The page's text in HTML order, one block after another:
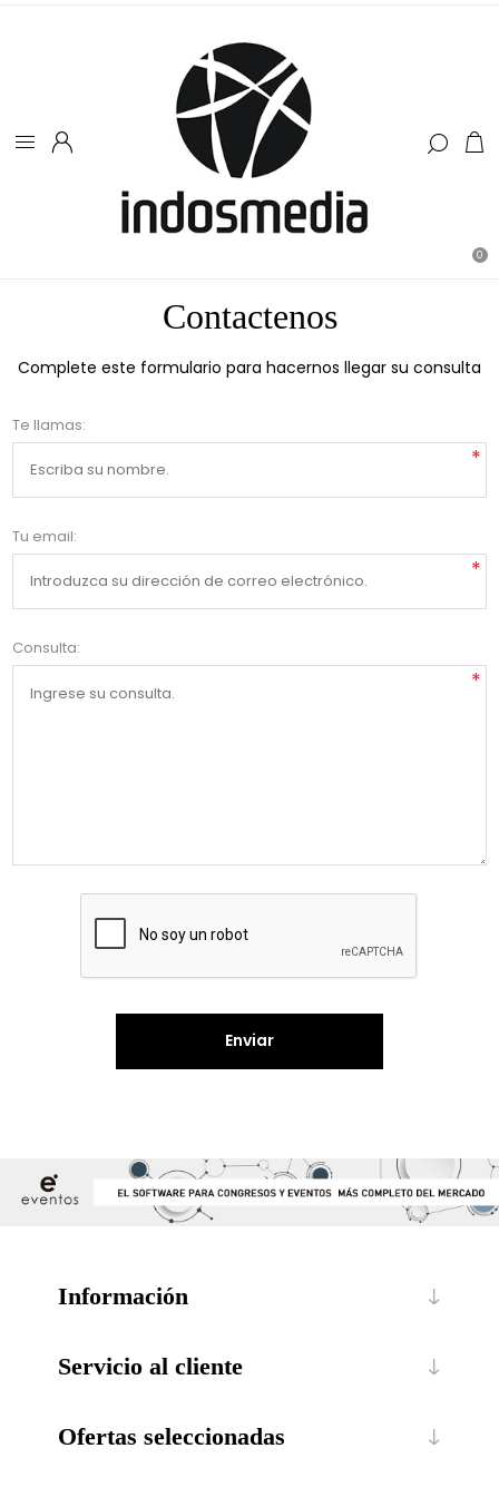
0
Contactenos
Complete este formulario para hacernos llegar su consulta
Te llamas:
*
Tu email:
*
Consulta:
*
Enviar
Información
Servicio al cliente
Ofertas seleccionadas